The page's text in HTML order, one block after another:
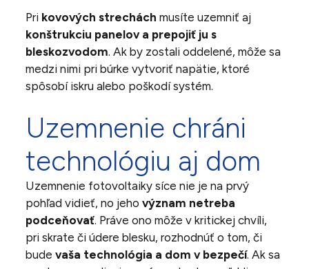
Pri kovových strechách musíte uzemniť aj
konštrukciu panelov a prepojiť ju s
bleskozvodom. Ak by zostali oddelené, môže sa
medzi nimi pri búrke vytvoriť napätie, ktoré
spôsobí iskru alebo poškodí systém.
Uzemnenie chráni
technológiu aj dom
Uzemnenie fotovoltaiky síce nie je na prvý
pohľad vidieť, no jehovýznam netreba
podceňovať. Práve ono môže v kritickej chvíli,
pri skrate či údere blesku, rozhodnúť o tom, či
budevaša technológia a dom v bezpečí. Ak sa